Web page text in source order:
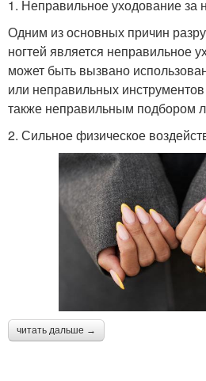
1. Неправильное уходование за
Одним из основных причин
ногтей является неправильное
может быть вызвано
или неправильных
также неправильным подбором
2. Сильное физическое
читать дальше →